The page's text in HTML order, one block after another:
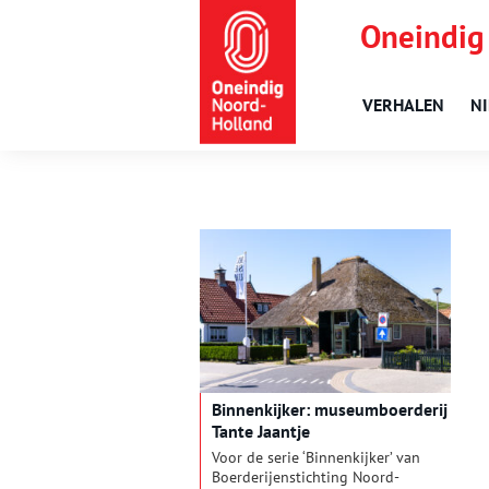
VERHALEN
Binnenkijker: museumboerderij
Tante Jaantje
Voor de serie ‘Binnenkijker’ van
Boerderijenstichting Noord-